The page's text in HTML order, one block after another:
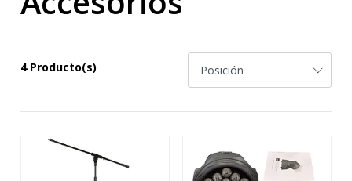
4 Producto(s)